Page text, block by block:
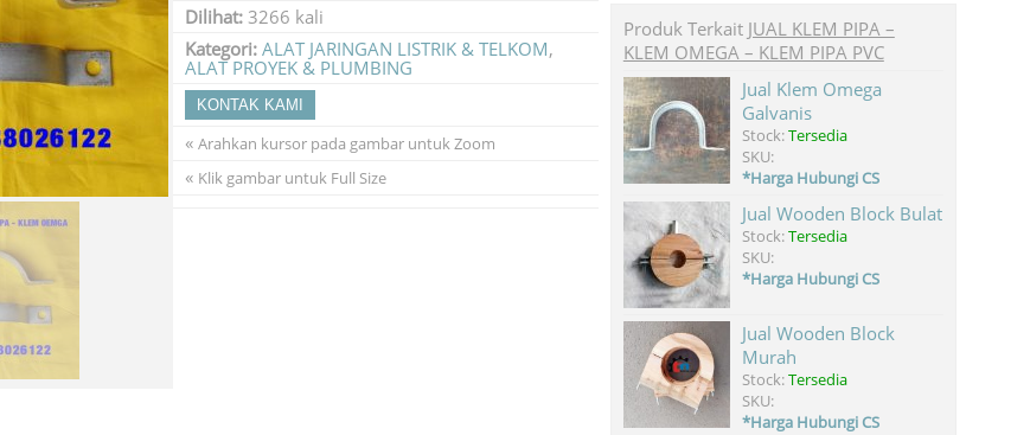
Dilihat: 3266 kali
Kategori: ALAT JARINGAN LISTRIK & TELKOM,
ALAT PROYEK & PLUMBING
KONTAK KAMI
« Arahkan kursor pada gambar untuk Zoom
« Klik gambar untuk Full Size
Produk Terkait JUAL KLEM PIPA –
KLEM OMEGA – KLEM PIPA PVC
Jual Klem Omega
Galvanis
Stock:Tersedia
SKU:
*Harga Hubungi CS
Jual Wooden Block Bulat
Stock:Tersedia
SKU:
*Harga Hubungi CS
Jual Wooden Block
Murah
Stock:Tersedia
SKU:
*Harga Hubungi CS